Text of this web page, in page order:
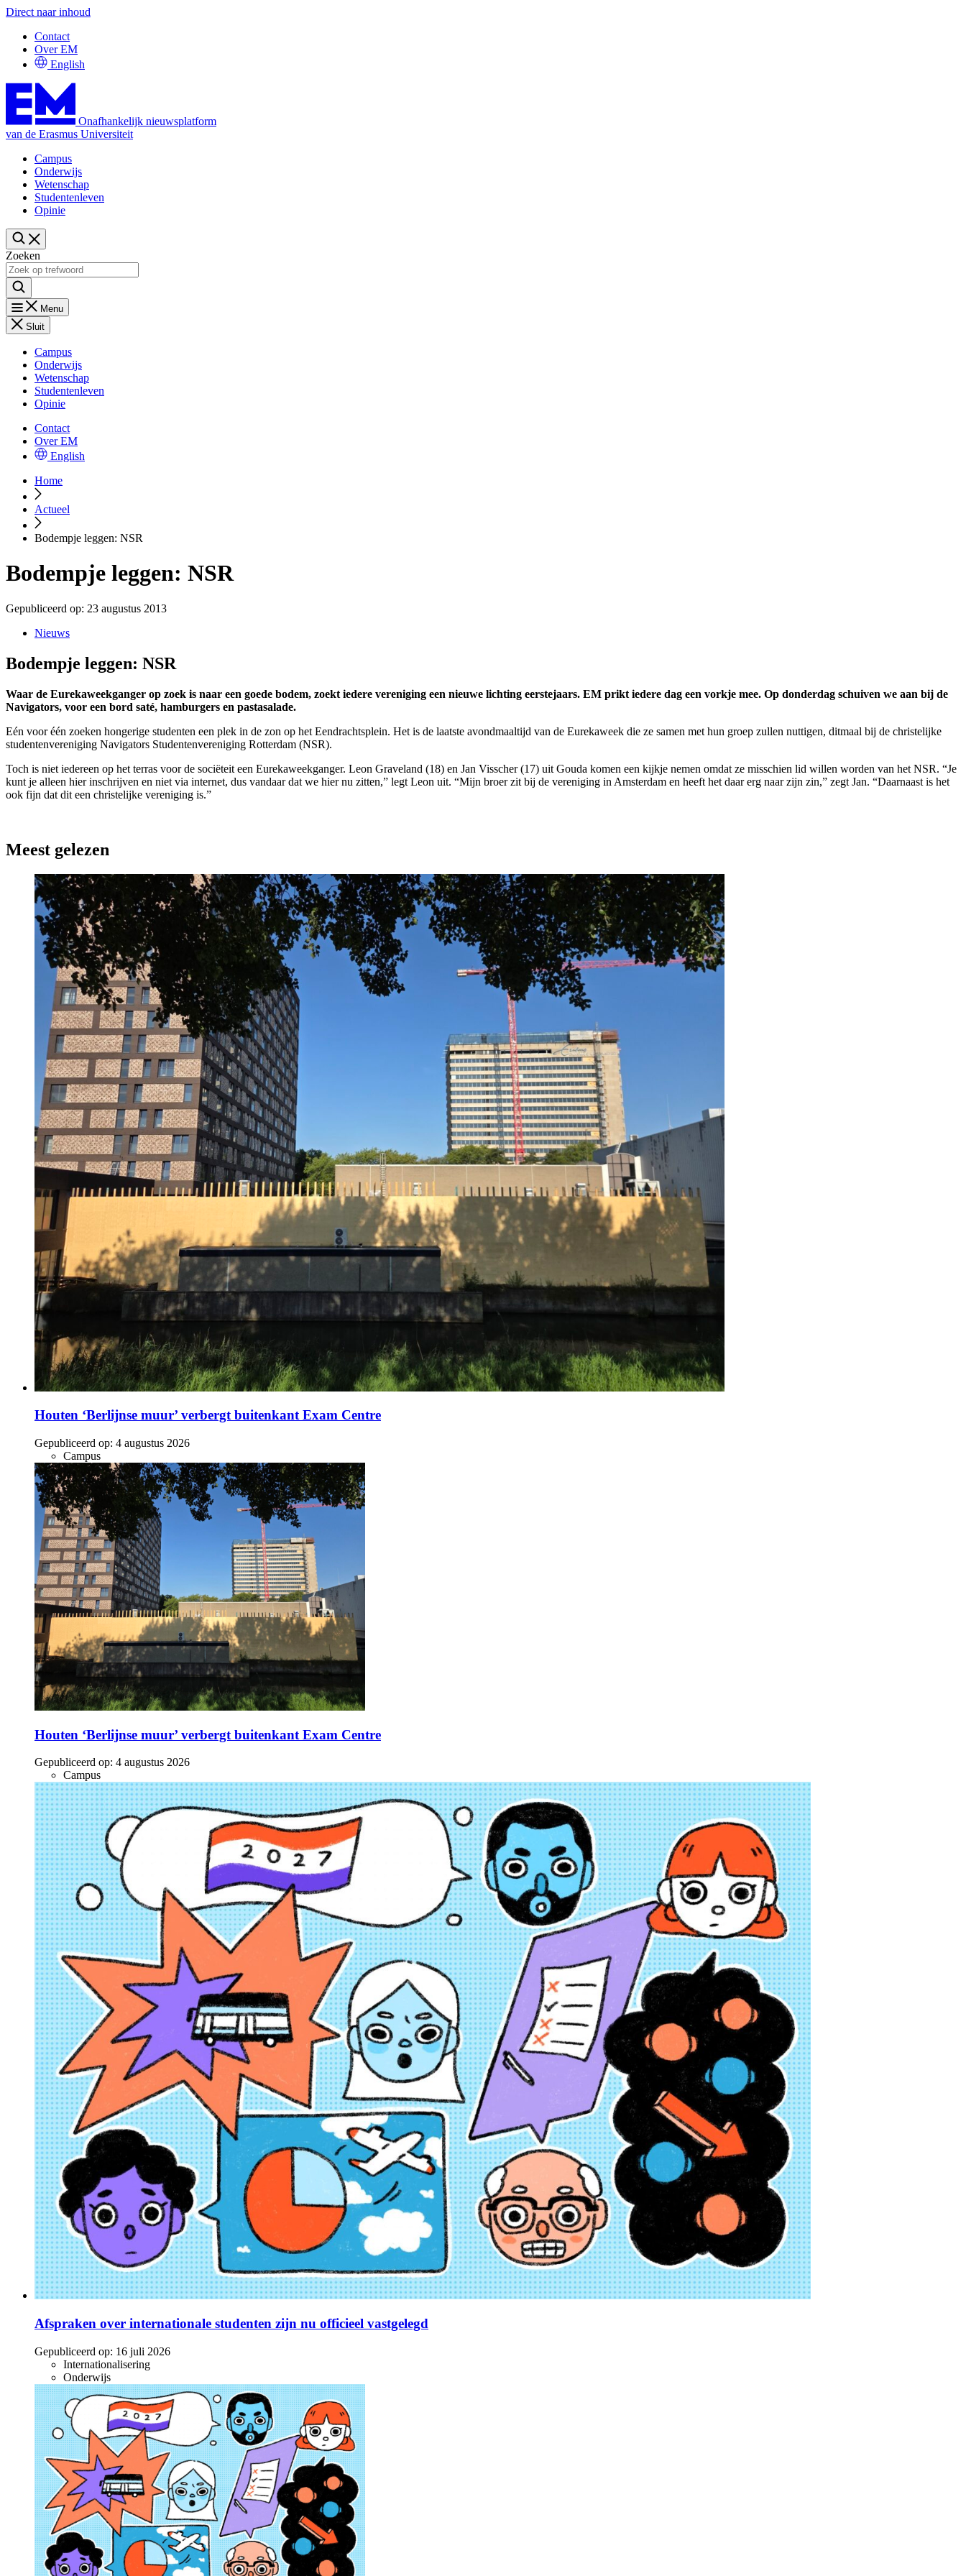
Direct naar inhoud
Contact
Over EM
English
Onafhankelijk nieuwsplatform
van de Erasmus Universiteit
Campus
Onderwijs
Wetenschap
Studentenleven
Opinie
Zoeken
Menu
Sluit
Campus
Onderwijs
Wetenschap
Studentenleven
Opinie
Contact
Over EM
English
Home
Actueel
Bodempje leggen: NSR
Bodempje leggen: NSR
Gepubliceerd op: 23 augustus 2013
Nieuws
Bodempje leggen: NSR
Waar de Eurekaweekganger op zoek is naar een goede bodem, zoekt iedere vereniging een nieuwe lichting eerstejaars. EM prikt iedere dag een vorkje mee. Op donderdag schuiven we aan bij de
Navigators, voor een bord saté, hamburgers en pastasalade.
Eén voor één zoeken hongerige studenten een plek in de zon op het Eendrachtsplein. Het is de laatste avondmaaltijd van de Eurekaweek die ze samen met hun groep zullen nuttigen, ditmaal bij de christelijke
studentenvereniging Navigators Studentenvereniging Rotterdam (NSR).
Toch is niet iedereen op het terras voor de sociëteit een Eurekaweekganger. Leon Graveland (18) en Jan Visscher (17) uit Gouda komen een kijkje nemen omdat ze misschien lid willen worden van het NSR. “Je
kunt je alleen hier inschrijven en niet via internet, dus vandaar dat we hier nu zitten,” legt Leon uit. “Mijn broer zit bij de vereniging in Amsterdam en heeft het daar erg naar zijn zin,” zegt Jan. “Daarnaast is het
ook fijn dat dit een christelijke vereniging is.”
Meest gelezen
Houten ‘Berlijnse muur’ verbergt buitenkant Exam Centre
Gepubliceerd op: 4 augustus 2026
Campus
Houten ‘Berlijnse muur’ verbergt buitenkant Exam Centre
Gepubliceerd op: 4 augustus 2026
Campus
Afspraken over internationale studenten zijn nu officieel vastgelegd
Gepubliceerd op: 16 juli 2026
Internationalisering
Onderwijs